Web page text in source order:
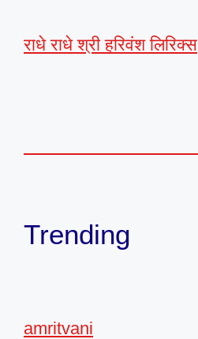
राधे राधे श्री हरिवंश लिरिक्स
Trending
amritvani